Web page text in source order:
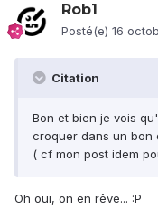
Rob1
Posté(e) 16
Citation
Bon et bien je vois
croquer dans un bon
( cf mon post idem
Oh oui, on en rêve... :P